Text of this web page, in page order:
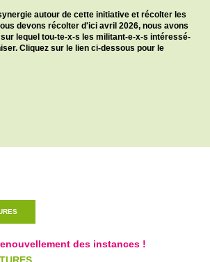
autour de cette initiative et récolter les
devons récolter d'ici avril 2026, nous avons
lequel tou-te-x-s les militant-e-x-s intéressé-
Cliquez sur le lien ci-dessous pour le
des instances !